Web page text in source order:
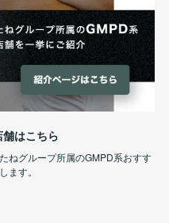
舗はこちら
ねグループ所属のGMPD系おすす
ます。